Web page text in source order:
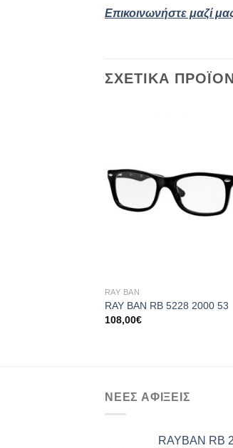
Επικοινωνήστε μαζί
ΣΧΕΤΙΚΆ
RAY BAN
RAY BAN RB 5228 2000 53
108,00€
ΝΕΕΣ ΑΦΙΞΕΙΣ
RAYBAN RB